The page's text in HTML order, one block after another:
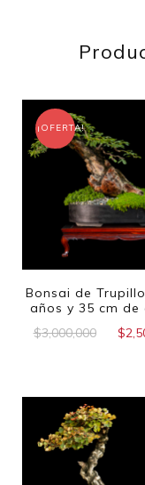
¡OFERTA!
Bonsai de
años y 35 cm de
$3,000,000 $